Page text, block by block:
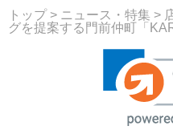
トップ> ニュース・特集 >
グを提案する門前仲町「